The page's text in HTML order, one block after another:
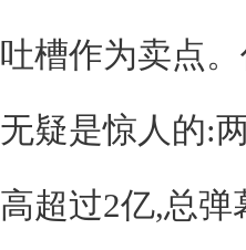
吐槽作为卖点
无疑是惊人的:
高超过2亿,总弹